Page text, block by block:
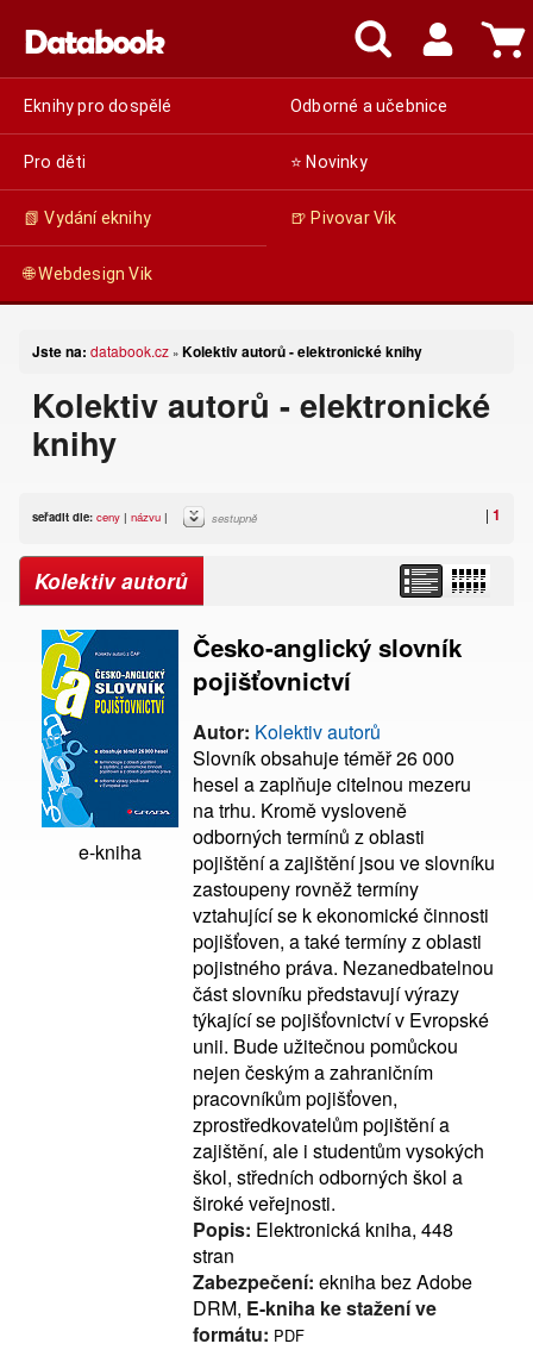
Eknihy pro dospělé Odborné a učebnice
Pro děti ⭐ Novinky
📗 Vydání eknihy 🍺 Pivovar Vik
🌐 Webdesign Vik
Jste na: databook.cz » Kolektiv autorů - elektronické knihy
Kolektiv autorů - elektronické
knihy
| 1
seřadit dle: ceny | názvu | sestupně
Kolektiv autorů
e-kniha
Česko-anglický slovník
pojišťovnictví
Autor: Kolektiv autorů
Slovník obsahuje téměř 26 000
hesel a zaplňuje citelnou mezeru
na trhu. Kromě vysloveně
odborných termínů z oblasti
pojištění a zajištění jsou ve slovníku
zastoupeny rovněž termíny
vztahující se k ekonomické činnosti
pojišťoven, a také termíny z oblasti
pojistného práva. Nezanedbatelnou
část slovníku představují výrazy
týkající se pojišťovnictví v Evropské
unii. Bude užitečnou pomůckou
nejen českým a zahraničním
pracovníkům pojišťoven,
zprostředkovatelům pojištění a
zajištění, ale i studentům vysokých
škol, středních odborných škol a
široké veřejnosti.
Popis: Elektronická kniha, 448
stran
Zabezpečení: ekniha bez Adobe
DRM, E-kniha ke stažení ve
formátu: PDF